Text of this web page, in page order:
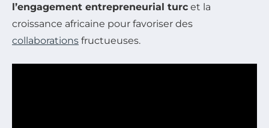
l’engagement entrepreneurial turc et la
croissance africaine pour favoriser des
collaborations fructueuses.